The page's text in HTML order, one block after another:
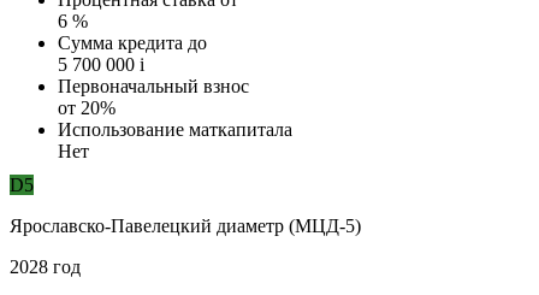
6 %
Сумма кредита до
5 700 000 i
Первоначальный взнос
от 20%
Использование маткапитала
Нет
D5
Ярославско-Павелецкий диаметр (МЦД-5)
2028 год